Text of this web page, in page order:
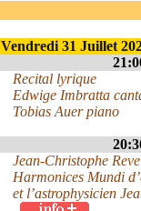
Vendredi 31 Juillet
Recital lyrique
Edwige Imbratta
Tobias Auer piano
Jean-Christophe
Harmonices Mundi
et l’astrophysicien